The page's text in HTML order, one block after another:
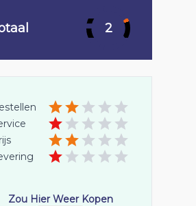
2
Zou Hier Weer Kopen